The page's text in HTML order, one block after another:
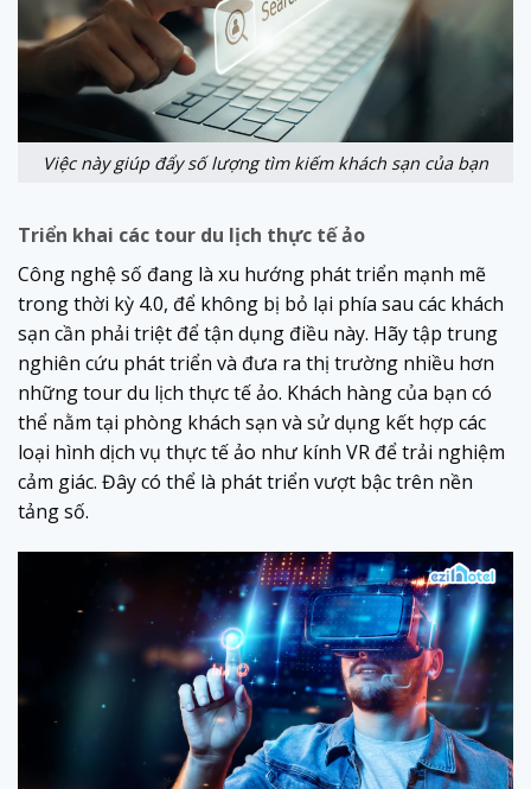
Việc này giúp đẩy số lượng tìm kiếm khách sạn của bạn
Triển khai các tour du lịch thực tế ảo
Công nghệ số đang là xu hướng phát triển mạnh mẽ
trong thời kỳ 4.0, để không bị bỏ lại phía sau các khách
sạn cần phải triệt để tận dụng điều này. Hãy tập trung
nghiên cứu phát triển và đưa ra thị trường nhiều hơn
những tour du lịch thực tế ảo. Khách hàng của bạn có
thể nằm tại phòng khách sạn và sử dụng kết hợp các
loại hình dịch vụ thực tế ảo như kính VR để trải nghiệm
cảm giác. Đây có thể là phát triển vượt bậc trên nền
tảng số.